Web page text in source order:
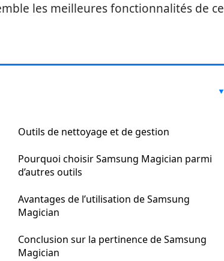
les meilleures fonctionnalités de ce
Outils de nettoyage et de gestion
Pourquoi choisir Samsung Magician parmi
d’autres outils
Avantages de l’utilisation de Samsung
Magician
Conclusion sur la pertinence de Samsung
Magician